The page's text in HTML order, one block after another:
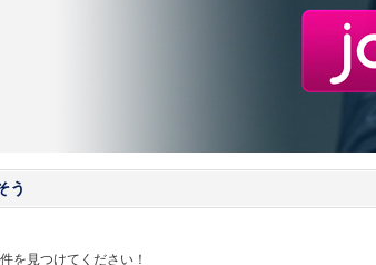
う
を見つけてください！